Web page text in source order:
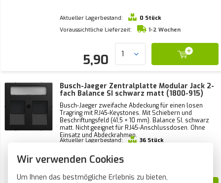
Wir verwenden Cookies
Um Ihnen das bestmögliche Erlebnis zu bieten,
Aktueller Lagerbestand:
0 Stück
Voraussichtliche Lieferzeit:
1-2 Wochen
5,90
Busch-Jaeger Zentralplatte Modular Jack 2-
fach Balance SI schwarz matt (1800-915)
Busch-Jaeger zweifache Abdeckung für einen losen
Tragring mit RJ45-Keystones. Mit Schiebern und
Beschriftungsfeld (41,5 × 10 mm). Balance SI, schwarz
matt. Nicht geeignet für RJ45-Anschlussdosen. Ohne
Einsatz und Abdeckrahmen.
Aktueller Lagerbestand:
36 Stück
Vor 21 Uhr bestellt, heute verschickt*